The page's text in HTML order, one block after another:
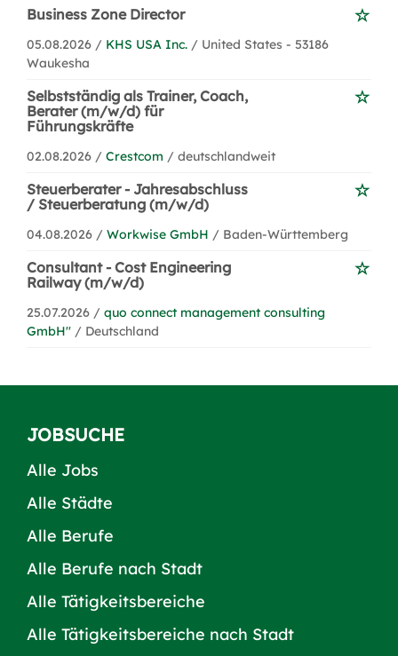
Business Zone Director
05.08.2026 / KHS USA Inc. / United States - 53186
Waukesha
Selbstständig als Trainer, Coach,
Berater (m/w/d) für
Führungskräfte
02.08.2026 / Crestcom / deutschlandweit
Steuerberater - Jahresabschluss
/ Steuerberatung (m/w/d)
04.08.2026 / Workwise GmbH / Baden-Württemberg
Consultant - Cost Engineering
Railway (m/w/d)
25.07.2026 / quo connect management consulting
GmbH'' / Deutschland
JOBSUCHE
Alle Jobs
Alle Städte
Alle Berufe
Alle Berufe nach Stadt
Alle Tätigkeitsbereiche
Alle Tätigkeitsbereiche nach Stadt